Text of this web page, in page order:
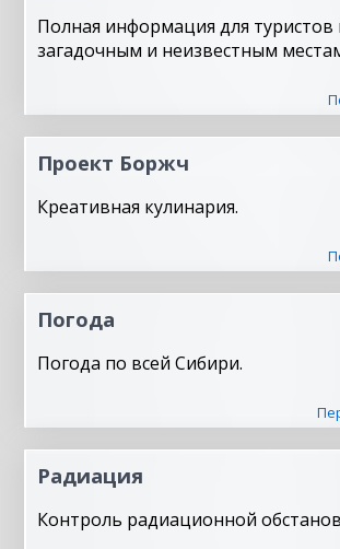
Полная информация для туристов
загадочным и неизвестным
Проект Боржч
Креативная кулинария.
Погода
Погода по всей Сибири.
Радиация
Контроль радиационной